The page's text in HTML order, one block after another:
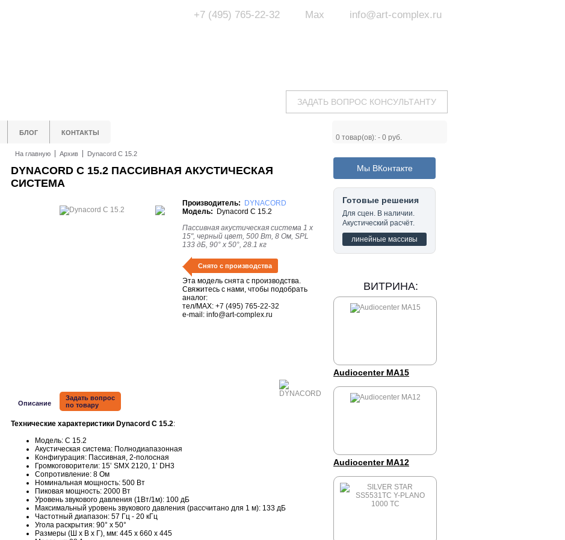
info@art-complex.ru
Max
+7 (495) 765-22-32
ЗАДАТЬ ВОПРОС КОНСУЛЬТАНТУ
БЛОГ КОНТАКТЫ
0 товар(ов): - 0 руб.
На главную Архив Dynacord C 15.2
DYNACORD C 15.2 ПАССИВНАЯ АКУСТИЧЕСКАЯ
СИСТЕМА
Производитель:
DYNACORD
Модель: Dynacord C 15.2
Пассивная акустическая система 1 x
15", черный цвет, 500 Вт, 8 Ом, SPL
133 дБ, 90° х 50°, 28.1 кг
Снято с производства
Эта модель снята с производства.
Свяжитесь с нами, чтобы подобрать
аналог:
тел/MAX: +7 (495) 765-22-32
e-mail: info@art-complex.ru
Описание
Задать вопрос
по товару
Технические характеристики Dynacord C 15.2:
Модель: C 15.2
Акустическая система: Полнодиапазонная
Конфигурация: Пассивная, 2-полосная
Громкоговорители: 15‛ SMX 2120, 1‛ DH3
Сопротивление: 8 Ом
Номинальная мощность: 500 Вт
Пиковая мощность: 2000 Вт
Уровень звукового давления (1Вт/1м): 100 дБ
Максимальный уровень звукового давления (рассчитано для 1 м): 133 дБ
Частотный диапазон: 57 Гц - 20 кГц
Угола раскрытия: 90° х 50°
Размеры (Ш х В х Г), мм: 445 х 660 х 445
Мы ВКонтакте
Готовые решения
Для сцен. В наличии.
Акустический расчёт.
линейные массивы
ВИТРИНА:
Audiocenter MA15
Audiocenter MA12